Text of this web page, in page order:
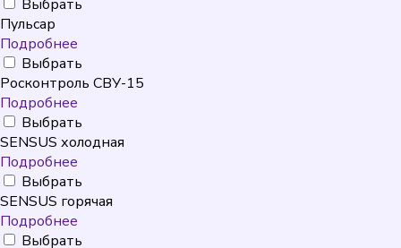
Выбрать
Пульсар
Подробнее
Выбрать
Росконтроль СВУ-15
Подробнее
Выбрать
SENSUS холодная
Подробнее
Выбрать
SENSUS горячая
Подробнее
Выбрать